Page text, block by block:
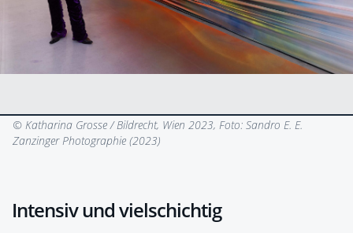
© Katharina Grosse / Bildrecht, Wien 2023, Foto: Sandro E. E.
Zanzinger Photographie (2023)
Intensiv und vielschichtig